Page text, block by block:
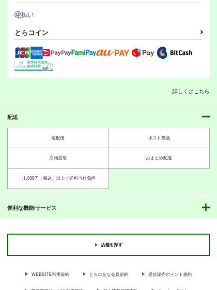
なんかわかっっっっっ
キノコの森
1,572円（税込）
アマテ・ユズリハ
ニャアン
カート
1,572 円（税込）
機動戦士ガンダムSEED FREEDOM
アスラン・ザラ
カート
1,572 円（税込）
アスラン・ザラ
シン・アスカ
カート
モリモリ学マス3
1,572
学園アイドルマスター
ストレイマトメ総集編
キノコの森
3,143
アナルをレーザーで焼
キノコの森
1,572
花海咲季
キノコの森
黛冬優子
キノコの森
作品詳細
とらコイン
詳しくはこちら
配送
宅配便 ポスト投函
店頭受取 おまとめ配送
11,000円（税込）以上で送料当社負担
便利な機能/サービス
店舗を探す
WEBSITE利用規約 とらのあな会員規約 通信販売ポイント規約